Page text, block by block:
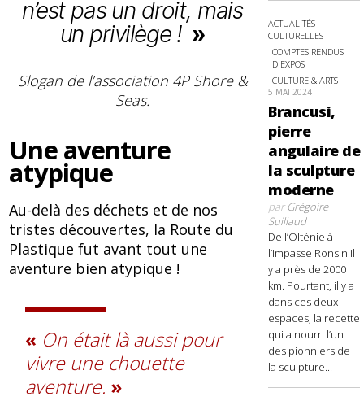
n’est pas un droit, mais
un privilège !
Slogan de l’association 4P Shore &
Seas.
Une aventure
atypique
Au-delà des déchets et de nos
tristes découvertes, la Route du
Plastique fut avant tout une
aventure bien atypique !
On était là aussi pour
vivre une chouette
aventure.
ACTUALITÉS
CULTURELLES
COMPTES RENDUS
D'EXPOS
CULTURE & ARTS
5 MAI 2024
Brancusi,
pierre
angulaire de
la sculpture
moderne
parGrégoire
Suillaud
De l’Olténie à
l’impasse Ronsin il
y a près de 2000
km. Pourtant, il y a
dans ces deux
espaces, la recette
qui a nourri l’un
des pionniers de
la sculpture...